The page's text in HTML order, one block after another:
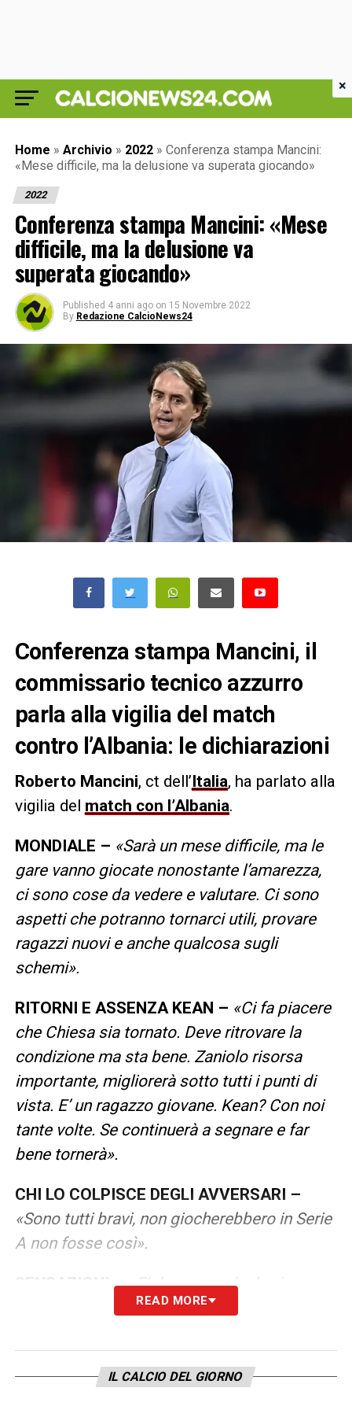
Home » Archivio » 2022 » Conferenza stampa Mancini:
«Mese difficile, ma la delusione va superata giocando»
2022
Conferenza stampa Mancini: «Mese
difficile, ma la delusione va
superata giocando»
Published 4 anni ago on 15 Novembre 2022
By Redazione CalcioNews24
Conferenza stampa Mancini, il
commissario tecnico azzurro
parla alla vigilia del match
contro l’Albania: le dichiarazioni
Roberto Mancini, ct dell’Italia, ha parlato alla
vigilia del match con l’Albania.
MONDIALE – «Sarà un mese difficile, ma le
gare vanno giocate nonostante l’amarezza,
ci sono cose da vedere e valutare. Ci sono
aspetti che potranno tornarci utili, provare
ragazzi nuovi e anche qualcosa sugli
schemi».
RITORNI E ASSENZA KEAN – «Ci fa piacere
che Chiesa sia tornato. Deve ritrovare la
condizione ma sta bene. Zaniolo risorsa
importante, migliorerà sotto tutti i punti di
vista. E’ un ragazzo giovane. Kean? Con noi
tante volte. Se continuerà a segnare e far
bene tornerà».
CHI LO COLPISCE DEGLI AVVERSARI –
«Sono tutti bravi, non giocherebbero in Serie
A non fosse così».
SENSAZIONI – «E’ da marzo che la vivo
abbastanza male. Meritavamo di andare al
occasioni. Il calcio è anche questo, non
possiamo fare più nulla per questa
READ MORE
IL CALCIO DEL GIORNO
×